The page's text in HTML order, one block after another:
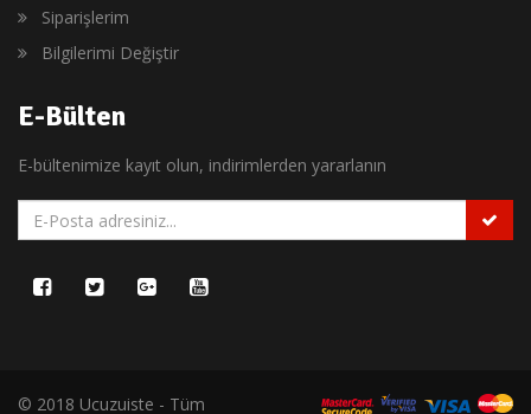
Siparişlerim
Bilgilerimi Değiştir
E-Bülten
E-bültenimize kayıt olun, indirimlerden yararlanın
© 2018 Ucuzuiste - Tüm